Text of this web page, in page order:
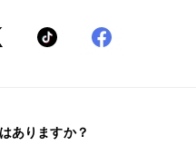
ありますか？